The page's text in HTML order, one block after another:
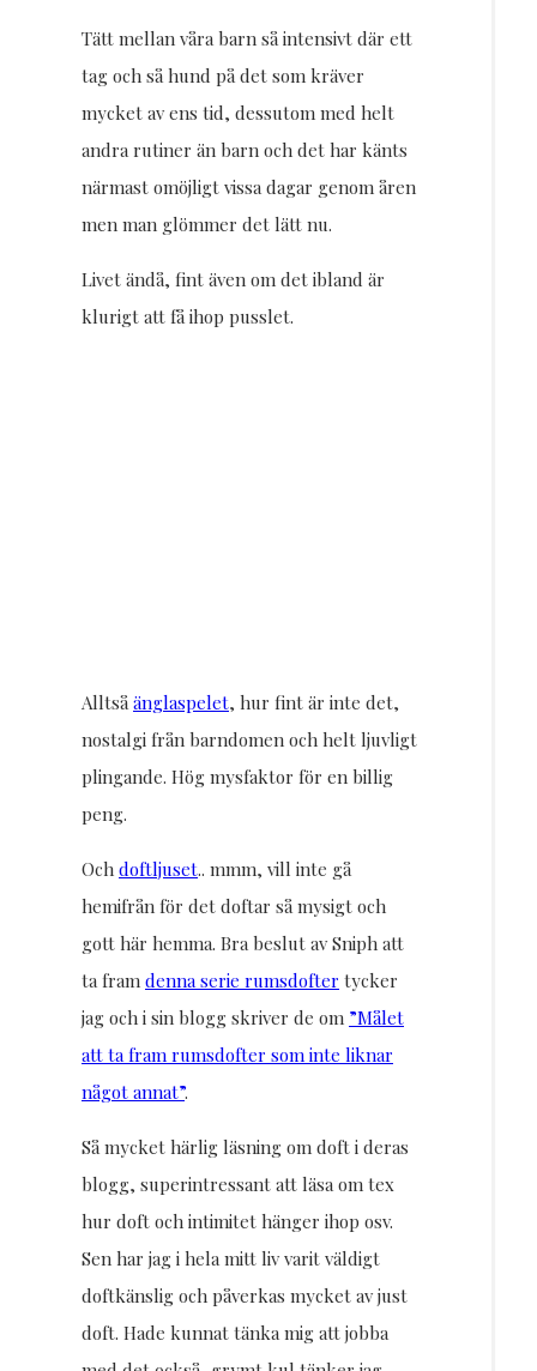
Tätt mellan våra barn så intensivt där ett
tag och så hund på det som kräver
mycket av ens tid, dessutom med helt
andra rutiner än barn och det har känts
närmast omöjligt vissa dagar genom åren
men man glömmer det lätt nu.
Livet ändå, fint även om det ibland är
klurigt att få ihop pusslet.
Alltsåänglaspelet, hur fint är inte det,
nostalgi från barndomen och helt ljuvligt
plingande. Hög mysfaktor för en billig
peng.
Och doftljuset.. mmm, vill inte gå
hemifrån för det doftar så mysigt och
gott här hemma. Bra beslut av Sniph att
ta fram denna serie rumsdofter tycker
jag och i sin blogg skriver de om ”Målet
att ta fram rumsdofter som inte liknar
något annat”.
Så mycket härlig läsning om doft i deras
blogg, superintressant att läsa om tex
hur doft och intimitet hänger ihop osv.
Sen har jag i hela mitt liv varit väldigt
doftkänslig och påverkas mycket av just
doft. Hade kunnat tänka mig att jobba